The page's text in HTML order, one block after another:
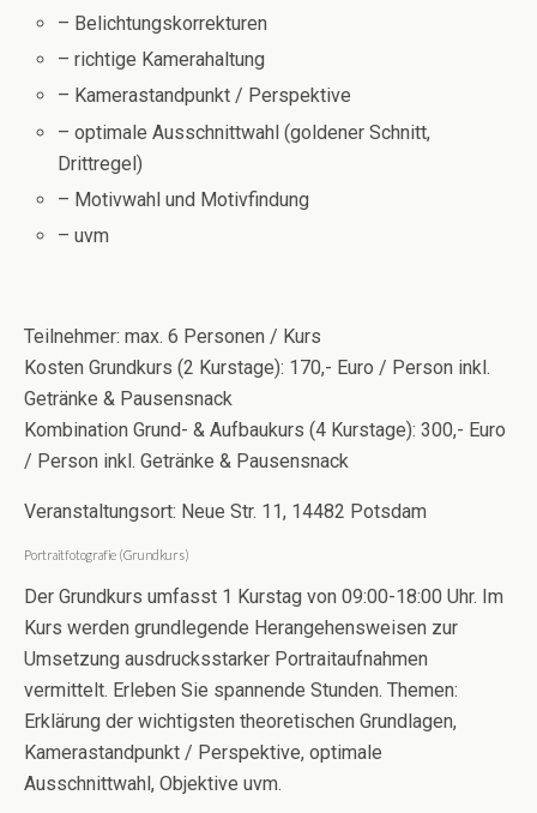
– Belichtungskorrekturen
– richtige Kamerahaltung
– Kamerastandpunkt / Perspektive
– optimale Ausschnittwahl (goldener Schnitt,
Drittregel)
– Motivwahl und Motivfindung
– uvm
Teilnehmer: max. 6 Personen / Kurs
Kosten Grundkurs (2 Kurstage): 170,- Euro / Person inkl.
Getränke & Pausensnack
Kombination Grund- & Aufbaukurs (4 Kurstage): 300,- Euro
/ Person inkl. Getränke & Pausensnack
Veranstaltungsort: Neue Str. 11, 14482 Potsdam
Portraitfotografie (Grundkurs)
Der Grundkurs umfasst 1 Kurstag von 09:00-18:00 Uhr. Im
Kurs werden grundlegende Herangehensweisen zur
Umsetzung ausdrucksstarker Portraitaufnahmen
vermittelt. Erleben Sie spannende Stunden. Themen:
Erklärung der wichtigsten theoretischen Grundlagen,
Kamerastandpunkt / Perspektive, optimale
Ausschnittwahl, Objektive uvm.